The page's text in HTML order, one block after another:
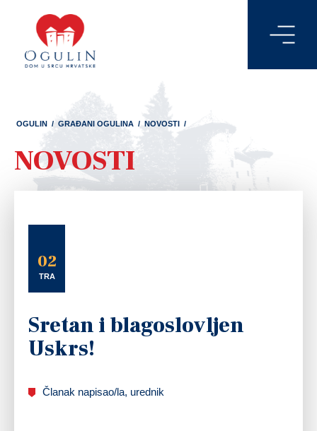
OGULIN / GRAĐANI OGULINA / NOVOSTI /
NOVOSTI
02
TRA
Sretan i blagoslovljen
Uskrs!
Članak napisao/la, urednik